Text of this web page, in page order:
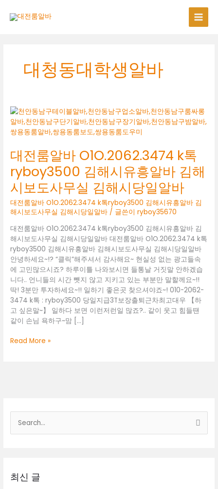
대청동대학생알바
대전룸알바 O1O.2062.3474 k톡
ryboy3500 김해시유흥알바 김해
시보도사무실 김해시당일알바
대전룸알바 O1O.2062.3474 k톡ryboy3500 김해시유흥알바 김
해시보도사무실 김해시당일알바 / 글쓴이ryboy35670
대전룸알바 O1O.2062.3474 k톡ryboy3500 김해시유흥알바 김
해시보도사무실 김해시당일알바 대전룸알바 O1O.2062.3474 k톡
ryboy3500 김해시유흥알바 김해시보도사무실 김해시당일알바
안녕하세요~!? “클릭”해주셔서 감사해요~ 현실성 없는 광고들속
에 고민많으시죠? 하루이틀 나와보시면 들통날 거짓말 안하겠습
니다.. 언니들의 시간 뺏지 않고 지키고 있는 부분만 말할께요~!!
딱! 3분만 투자하세요~!! 일하기 좋은곳 찾으셔야죠~! 010-2062-
3474 k톡 : ryboy3500 당일지급3T보장출퇴근차최고대우 【하
고 싶은말~】 일하다 보면 이런저런일 많죠?.. 같이 웃고 힘들땐
같이 손님 욕하구~맘 […]
대
톡
ryboy3500
김
흥
Read More »
최신 글